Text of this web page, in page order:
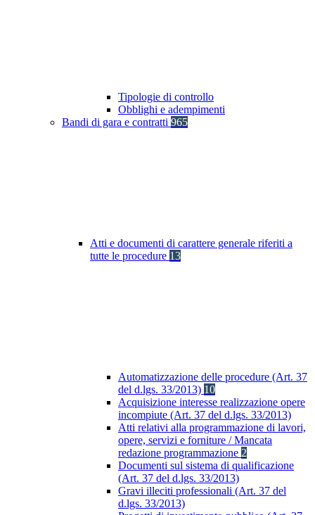
Tipologie di controllo
Obblighi e adempimenti
Bandi di gara e contratti 965
Atti e documenti di carattere generale riferiti a
tutte le procedure 13
Automatizzazione delle procedure (Art. 37
del d.lgs. 33/2013) 10
Acquisizione interesse realizzazione opere
incompiute (Art. 37 del d.lgs. 33/2013)
Atti relativi alla programmazione di lavori,
opere, servizi e forniture / Mancata
redazione programmazione 2
Documenti sul sistema di qualificazione
(Art. 37 del d.lgs. 33/2013)
Gravi illeciti professionali (Art. 37 del
d.lgs. 33/2013)